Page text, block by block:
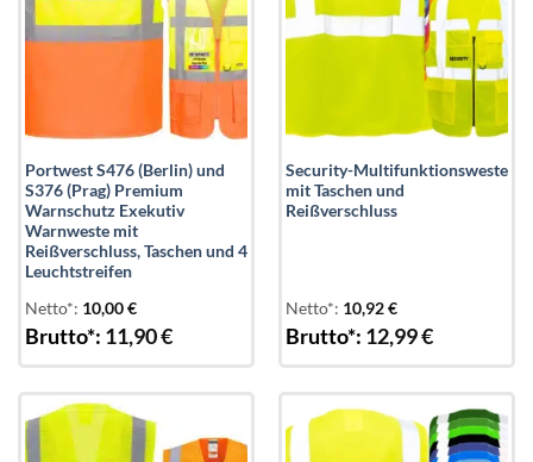
Portwest S476 (Berlin) und
S376 (Prag) Premium
Warnschutz Exekutiv
Warnweste mit
Reißverschluss, Taschen und 4
Leuchtstreifen
Netto*: 10,00€
Brutto*: 11,90€
Security-Multifunktionsweste
mit Taschen und
Reißverschluss
Netto*: 10,92€
Brutto*: 12,99€
Add to
wishlist